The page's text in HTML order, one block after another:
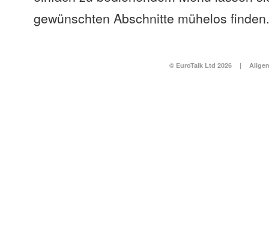
gewünschten Abschnitte mühelos finden.
© EuroTalk Ltd 2026 |